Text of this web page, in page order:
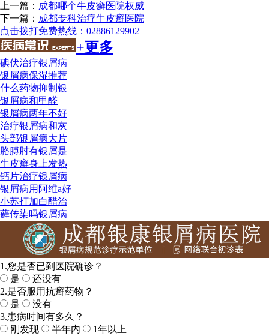
上一篇： 成都哪个牛皮癣医院权威
下一篇： 成都专科治疗牛皮癣医院
点击拨打免费热线：02886129902
+更多
碘伏治疗银屑病
银屑病保湿推荐
什么药物抑制银
银屑病和甲醛
银屑病两年不好
治疗银屑病和灰
头部银屑病大片
胳膊肘有银屑是
牛皮癣身上发热
钙片治疗银屑病
银屑病用阿维a好
小苏打加白醋治
藓传染吗银屑病
1.您是否已到医院确诊？
是
还没有
2.是否服用抗癣药物？
是
没有
3.患病时间有多久？
刚发现
半年内
1年以上